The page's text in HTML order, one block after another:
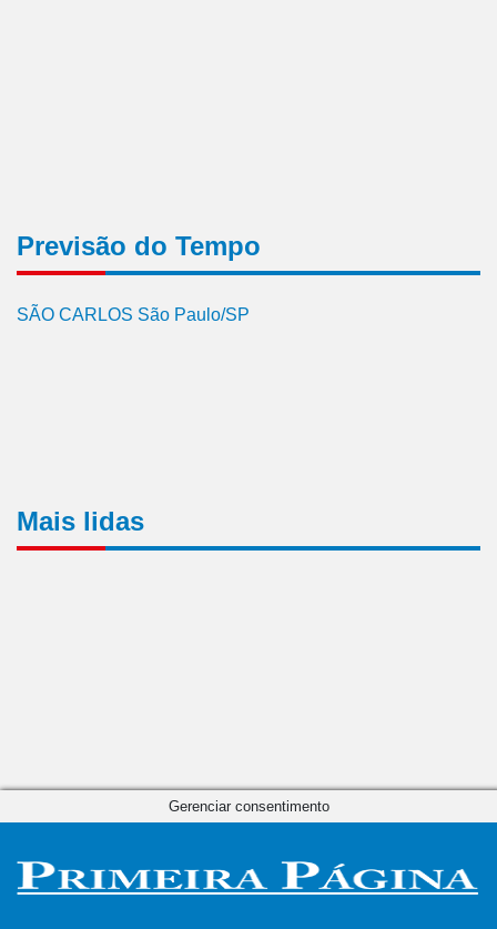
Previsão do Tempo
SÃO CARLOS São Paulo/SP
Mais lidas
Gerenciar consentimento